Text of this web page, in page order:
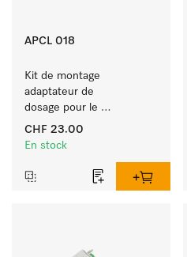
APCL 018
Kit de montage
adaptateur de
dosage pour le
raccordement de
systèmes de dosage avec
CHF 23.00
En stock